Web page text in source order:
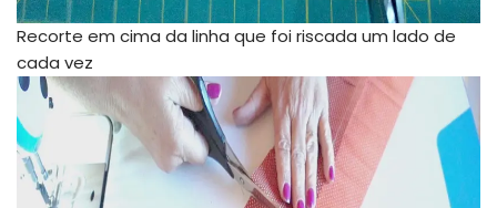
Recorte em cima da linha que foi riscada um lado de
cada vez